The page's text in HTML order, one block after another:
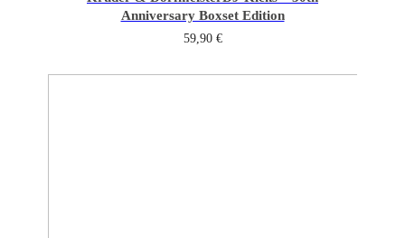
Anniversary Boxset Edition
59,90 €